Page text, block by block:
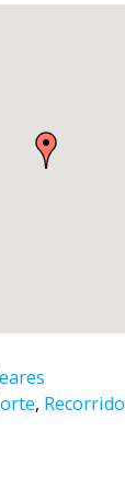
, Recorrido